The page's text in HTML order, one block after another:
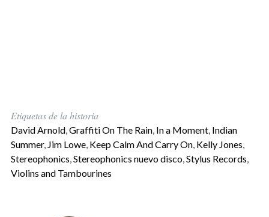
Etiquetas de la historia
David Arnold,Graffiti On The Rain, In a Moment, Indian
Summer, Jim Lowe, Keep Calm And Carry On, Kelly Jones,
Stereophonics,Stereophonics nuevo disco,Stylus Records,
Violins and Tambourines